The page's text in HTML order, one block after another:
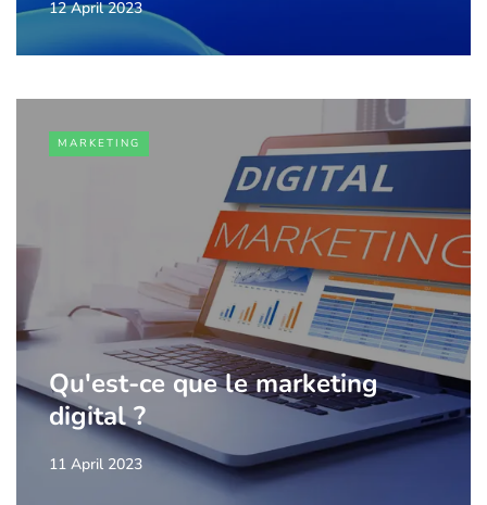
12 April 2023
MARKETING
Qu'est-ce que le marketing
digital ?
11 April 2023